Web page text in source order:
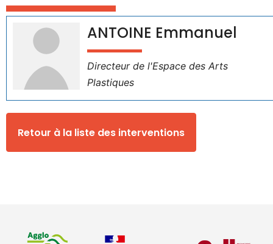
ANTOINE Emmanuel
Directeur de l'Espace des Arts
Plastiques
Retour à la liste des interventions